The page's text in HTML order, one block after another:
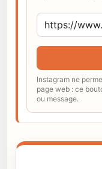
Instagram ne
page web : ce
ou message.